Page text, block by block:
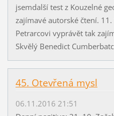
jsemdalší test z Kouzelné
zajímavé autorské čtení.
Petrarcovi vyprávět tak
Skvělý Benedict
45. Otevřená mysl
06.11.2016 21:51